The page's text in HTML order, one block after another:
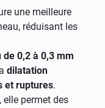
une meilleure
réduisant les
de 0,2 à 0,3 mm
dilatation
et ruptures.
permet des